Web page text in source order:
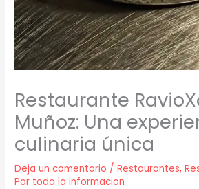
Restaurante
Muñoz: Una
culinaria única
Deja un comentario /Restaurantes,
Por toda la informacion